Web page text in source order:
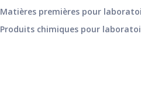
Matières premières pour
Produits chimiques pour